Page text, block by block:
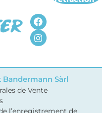
Sàrl
de Vente
l’enregistrement de